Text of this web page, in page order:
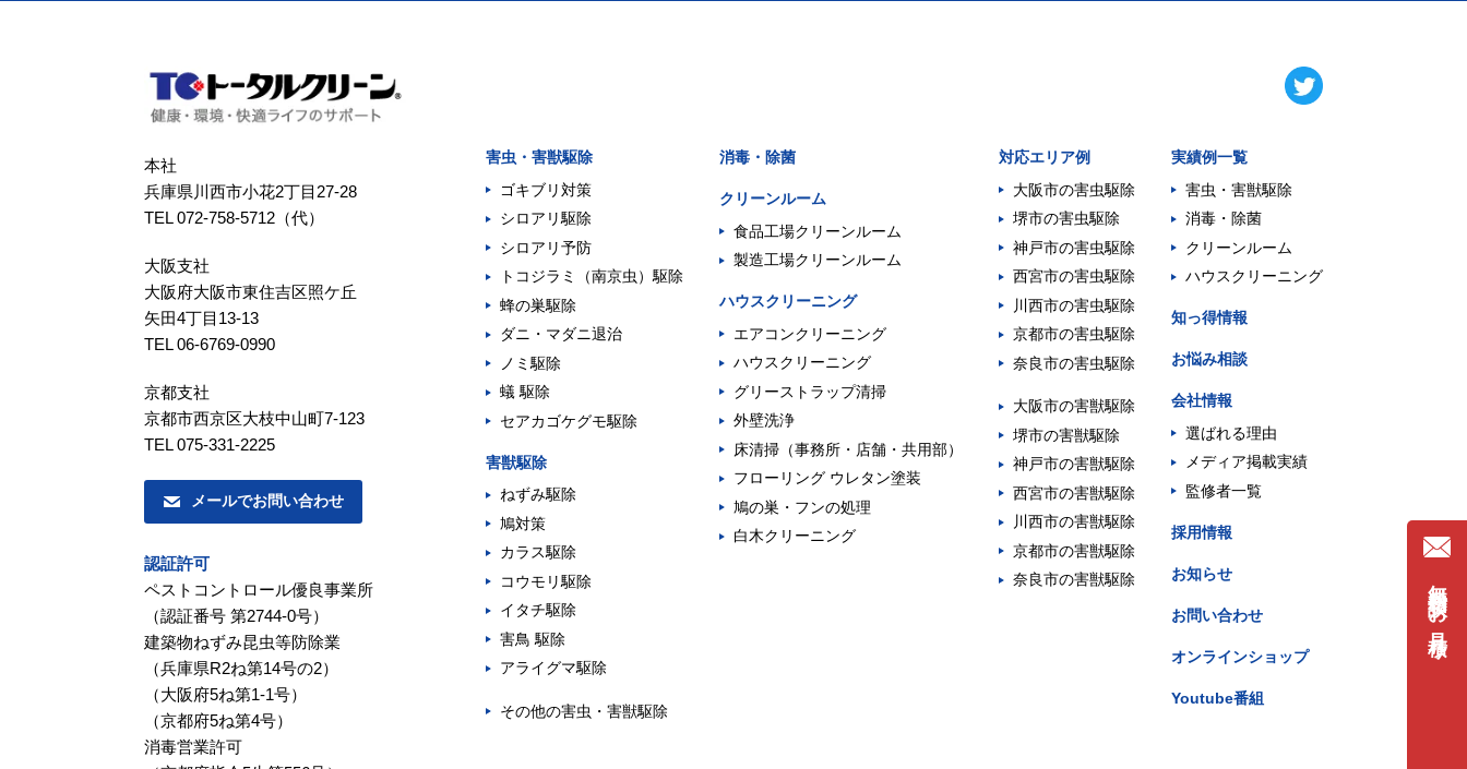
無料相談・お見積り
本社
兵庫県川西市小花2丁目27-28
TEL 072-758-5712（代）
大阪支社
大阪府大阪市東住吉区照ケ丘
矢田4丁目13-13
TEL 06-6769-0990
京都支社
京都市西京区大枝中山町7-123
TEL 075-331-2225
メールでお問い合わせ
認証許可
ペストコントロール優良事業所
（認証番号 第2744-0号）
建築物ねずみ昆虫等防除業
（兵庫県R2ね第14号の2）
（大阪府5ね第1-1号）
（京都府5ね第4号）
消毒営業許可
害虫・害獣駆除
ゴキブリ対策
シロアリ駆除
シロアリ予防
トコジラミ（南京虫）駆除
蜂の巣駆除
ダニ・マダニ退治
ノミ駆除
蟻 駆除
セアカゴケグモ駆除
害獣駆除
ねずみ駆除
鳩対策
カラス駆除
コウモリ駆除
イタチ駆除
害鳥 駆除
アライグマ駆除
その他の害虫・害獣駆除
消毒・除菌
クリーンルーム
食品工場クリーンルーム
製造工場クリーンルーム
ハウスクリーニング
エアコンクリーニング
ハウスクリーニング
グリーストラップ清掃
外壁洗浄
床清掃（事務所・店舗・共用部）
フローリング ウレタン塗装
鳩の巣・フンの処理
白木クリーニング
対応エリア例
大阪市の害虫駆除
堺市の害虫駆除
神戸市の害虫駆除
西宮市の害虫駆除
川西市の害虫駆除
京都市の害虫駆除
奈良市の害虫駆除
大阪市の害獣駆除
堺市の害獣駆除
神戸市の害獣駆除
西宮市の害獣駆除
川西市の害獣駆除
京都市の害獣駆除
奈良市の害獣駆除
実績例一覧
害虫・害獣駆除
消毒・除菌
クリーンルーム
ハウスクリーニング
知っ得情報
お悩み相談
会社情報
選ばれる理由
メディア掲載実績
監修者一覧
採用情報
お知らせ
お問い合わせ
オンラインショップ
Youtube番組